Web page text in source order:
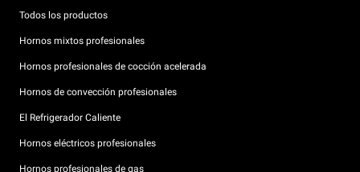
Todos los productos
Hornos mixtos profesionales
Hornos profesionales de cocción acelerada
Hornos de convección profesionales
El Refrigerador Caliente
Hornos eléctricos profesionales
Hornos profesionales de gas